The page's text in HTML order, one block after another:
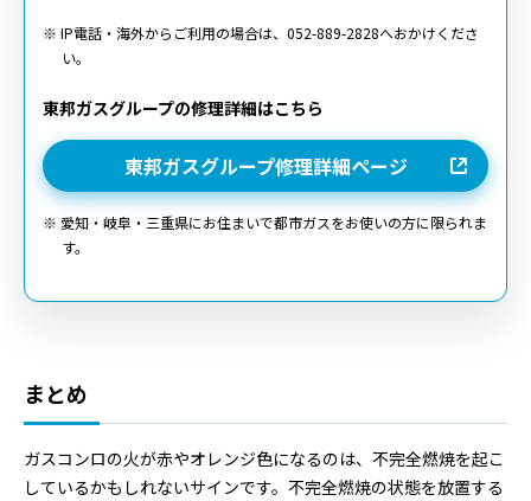
※ IP電話・海外からご利用の場合は、052-889-2828へおかけくださ
い。
東邦ガスグループの修理詳細はこちら
東邦ガスグループ修理詳細ページ
※ 愛知・岐阜・三重県にお住まいで都市ガスをお使いの方に限られま
す。
まとめ
ガスコンロの火が赤やオレンジ色になるのは、不完全燃焼を起こ
しているかもしれないサインです。不完全燃焼の状態を放置する